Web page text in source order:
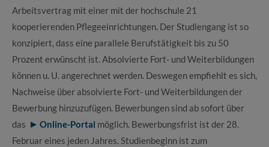
Arbeitsvertrag mit einer mit der hochschule 21
kooperierenden Pflegeeinrichtungen. Der Studiengang ist so
konzipiert, dass eine parallele Berufstätigkeit bis zu 50
Prozent erwünscht ist. Absolvierte Fort- und Weiterbildungen
können u. U. angerechnet werden. Deswegen empfiehlt es sich,
Nachweise über absolvierte Fort- und Weiterbildungen der
Bewerbung hinzuzufügen. Bewerbungen sind ab sofort über
das
Online-Portal möglich. Bewerbungsfrist ist der 28.
Februar eines jeden Jahres. Studienbeginn ist zum